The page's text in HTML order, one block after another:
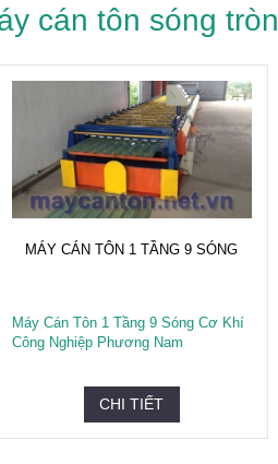
cán tôn sóng tròn
MÁY CÁN TÔN 1 TẦNG 9 SÓNG
Máy Cán Tôn 1 Tầng 9 Sóng Cơ Khí
Công Nghiệp Phương Nam
CHI TIẾT